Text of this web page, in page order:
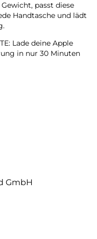
Gewicht, passt diese
Handtasche und lädt
Lade deine Apple
in nur 30 Minuten
AirPods und Apple
in bahnbrechendes
KI-Algorithmus.
Qi2-Modul mit
für eine
ein innovatives Split-
Ultra-Schnellladung
GmbH